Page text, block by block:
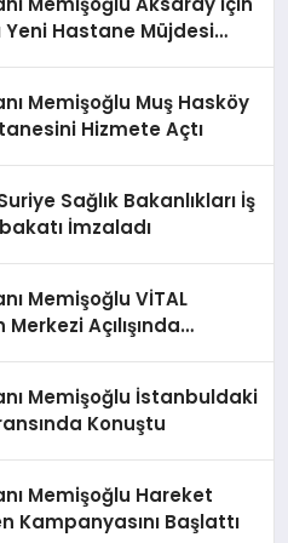
Yeni Hastane Müjdesi
Memişoğlu Muş Hasköy
Hizmete Açtı
Sağlık Bakanlıkları İş
İmzaladı
Memişoğlu VİTAL
Açılışında
Memişoğlu İstanbuldaki
Konuştu
Memişoğlu Hareket
Kampanyasını Başlattı